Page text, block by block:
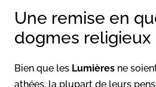
Une remise en
dogmes religieux
Bien que les Lumières ne
athées, la plupart de leurs